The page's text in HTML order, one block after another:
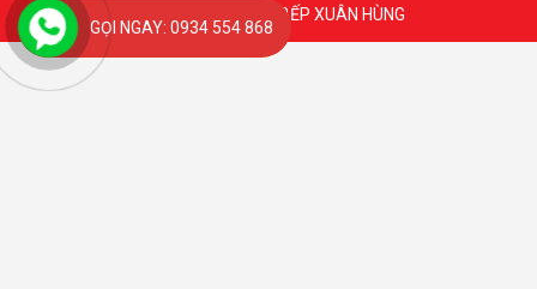
Coppyright 2020 @ BẾP XUÂN HÙNG
GỌI NGAY: 0934 554 868